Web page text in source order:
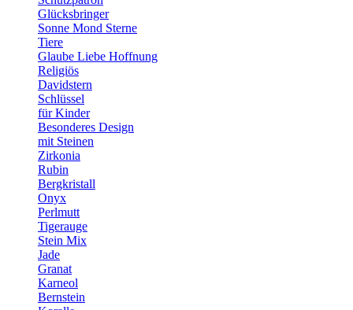
Glücksbringer
Sonne Mond Sterne
Tiere
Glaube Liebe Hoffnung
Religiös
Davidstern
Schlüssel
für Kinder
Besonderes Design
mit Steinen
Zirkonia
Rubin
Bergkristall
Onyx
Perlmutt
Tigerauge
Stein Mix
Jade
Granat
Karneol
Bernstein